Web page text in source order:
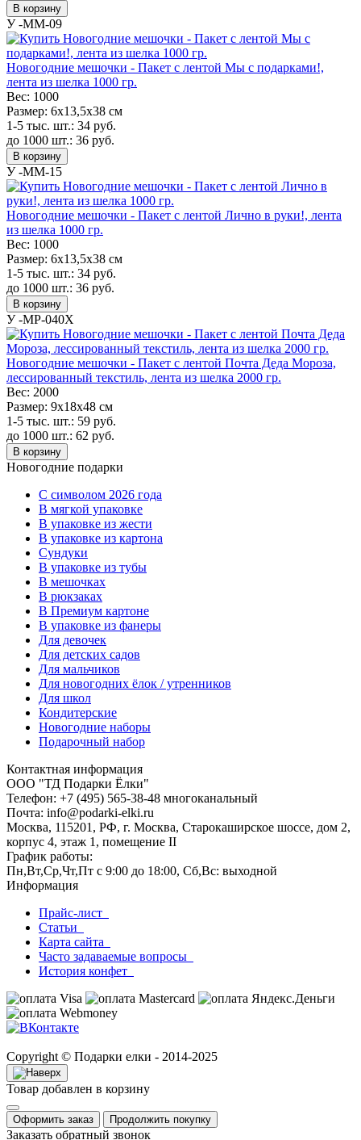
В корзину
У -MM-09
Новогодние мешочки - Пакет с лентой Мы с подарками!,
лента из шелка 1000 гр.
Вес: 1000
Размер: 6х13,5х38 см
1-5 тыс. шт.: 34 руб.
до 1000 шт.: 36 руб.
В корзину
У -MM-15
Новогодние мешочки - Пакет с лентой Лично в руки!, лента
из шелка 1000 гр.
Вес: 1000
Размер: 6х13,5х38 см
1-5 тыс. шт.: 34 руб.
до 1000 шт.: 36 руб.
В корзину
У -MP-040X
Новогодние мешочки - Пакет с лентой Почта Деда Мороза,
лессированный текстиль, лента из шелка 2000 гр.
Вес: 2000
Размер: 9х18х48 см
1-5 тыс. шт.: 59 руб.
до 1000 шт.: 62 руб.
В корзину
Новогодние подарки
C символом 2026 года
В мягкой упаковке
В упаковке из жести
В упаковке из картона
Сундуки
В упаковке из тубы
В мешочках
В рюкзаках
В Премиум картоне
В упаковке из фанеры
Для девочек
Для детских садов
Для мальчиков
Для новогодних ёлок / утренников
Для школ
Кондитерские
Новогодние наборы
Подарочный набор
Контактная информация
ООО "ТД Подарки Ёлки"
Телефон: +7 (495) 565-38-48 многоканальный
Почта: info@podarki-elki.ru
Москва, 115201, РФ, г. Москва, Старокаширское шоссе, дом 2,
корпус 4, этаж 1, помещение II
График работы:
Пн,Вт,Ср,Чт,Пт с 9:00 до 18:00, Сб,Вс: выходной
Информация
Прайс-лист
Статьи
Карта сайта
Часто задаваемые вопросы
История конфет
Copyright © Подарки елки - 2014-2025
Товар добавлен в корзину
Оформить заказ Продолжить покупку
Заказать обратный звонок